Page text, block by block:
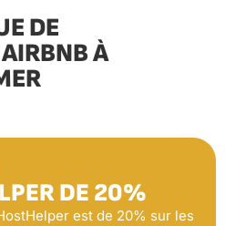
DE
À
DE 20%
est de 20% sur les